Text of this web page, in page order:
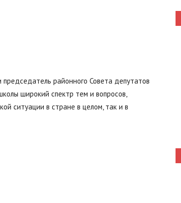
Кошелево
районного Совета депутатов
широкий спектр тем и вопросов,
ситуации в стране в целом, так и в